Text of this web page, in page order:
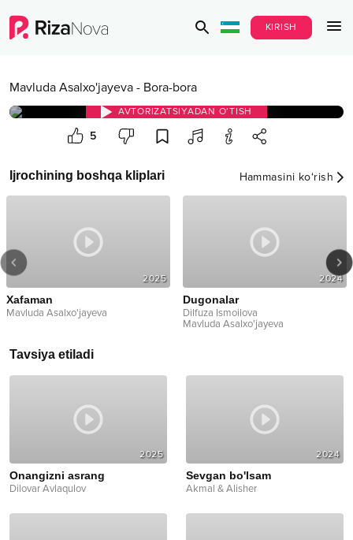
KIRISH
Mavluda Asalxo'jayeva - Bora-bora
AVTORIZATSIYADAN O‘TISH
5
Ijrochining boshqa kliplari Hammasini ko‘rish
2025
Xafaman
Mavluda Asalxo'jayeva
2024
Dugonalar
Dilfuza Ismoilova
Mavluda Asalxo'jayeva
Tavsiya etiladi
2025
Onangizni asrang
Dilovar Avlaqulov
2024
Sevgan bo'lsam
Akmal & Alisher